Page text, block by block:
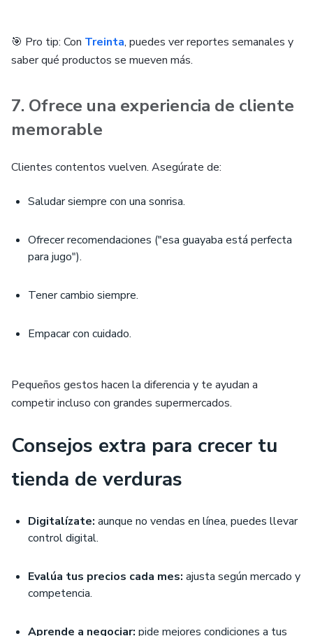
🎯 Pro tip: Con Treinta, puedes ver reportes semanales y
saber qué productos se mueven más.
7. Ofrece una experiencia de cliente
memorable
Clientes contentos vuelven. Asegúrate de:
Saludar siempre con una sonrisa.
Ofrecer recomendaciones ("esa guayaba está perfecta
para jugo").
Tener cambio siempre.
Empacar con cuidado.
Pequeños gestos hacen la diferencia y te ayudan a
competir incluso con grandes supermercados.
Consejos extra para crecer tu
tienda de verduras
Digitalízate: aunque no vendas en línea, puedes llevar
control digital.
Evalúa tus precios cada mes: ajusta según mercado y
competencia.
Aprende a negociar: pide mejores condiciones a tus